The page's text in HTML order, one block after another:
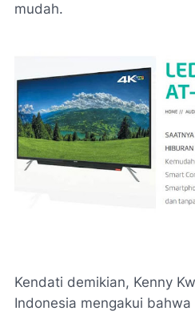
mudah.
Kendati demikian, Kenny
Indonesia mengakui